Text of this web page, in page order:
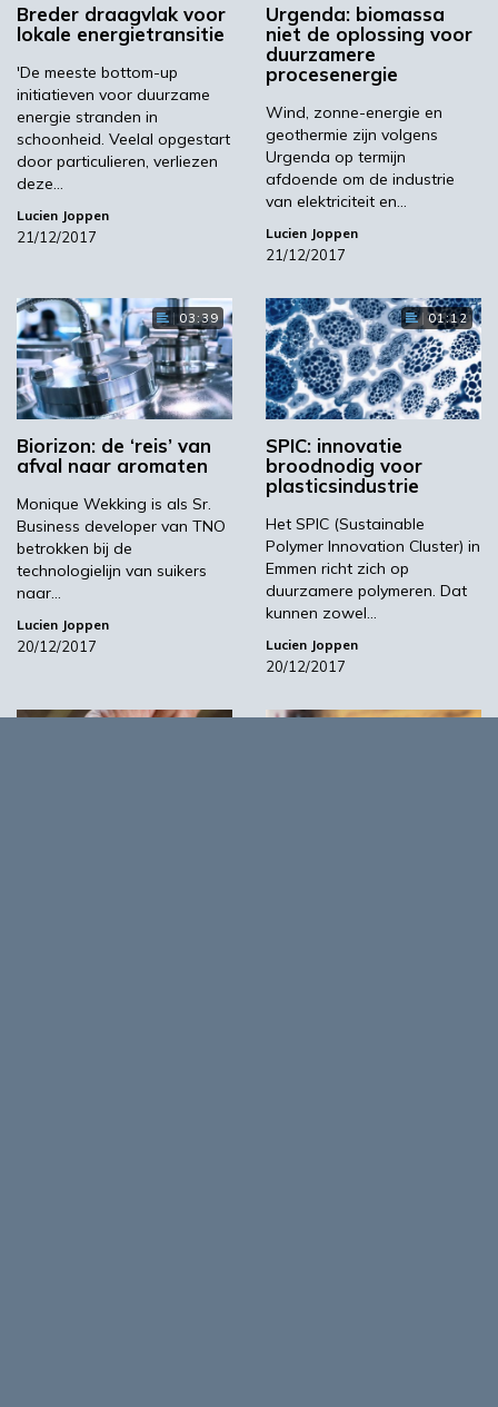
Breder draagvlak voor
lokale energietransitie
'De meeste bottom-up
initiatieven voor duurzame
energie stranden in
schoonheid. Veelal opgestart
door particulieren, verliezen
deze…
Lucien Joppen
21/12/2017
Urgenda: biomassa
niet de oplossing voor
duurzamere
procesenergie
Wind, zonne-energie en
geothermie zijn volgens
Urgenda op termijn
afdoende om de industrie
van elektriciteit en…
Lucien Joppen
21/12/2017
03:39
Biorizon: de ‘reis’ van
afval naar aromaten
Monique Wekking is als Sr.
Business developer van TNO
betrokken bij de
technologielijn van suikers
naar…
Lucien Joppen
20/12/2017
01:12
SPIC: innovatie
broodnodig voor
plasticsindustrie
Het SPIC (Sustainable
Polymer Innovation Cluster) in
Emmen richt zich op
duurzamere polymeren. Dat
kunnen zowel…
Lucien Joppen
20/12/2017